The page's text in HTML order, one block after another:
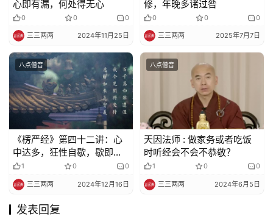
心即有漏，何处得无心
0 0 0
三三两两 2024年11月25日
修，年晚多诸过咎
0 0 0
三三两两 2025年7月7日
八点僧音
《楞严经》第四十二讲：心
中达多，狂性自歇，歇即菩
提，不从人得。
1 0 0
三三两两 2024年12月16日
八点僧音
天因法师 : 做家务或者吃饭
时听经会不会不恭敬？
1 0 0
三三两两 2024年6月5日
发表回复